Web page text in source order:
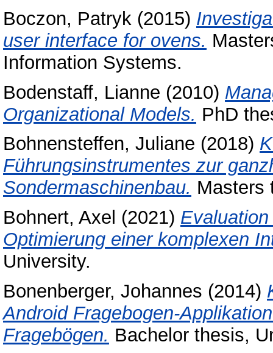
Boczon, Patryk (2015)
user interface for ovens.
Information Systems.
Bodenstaff, Lianne (2010)
Organizational Models. PhD
Bohnensteffen, Juliane (2018)
Führungsinstrumentes zur
Sondermaschinenbau. Masters
Bohnert, Axel (2021)
Optimierung einer komplexen
University.
Bonenberger, Johannes (2014)
Android Fragebogen-
Fragebögen. Bachelor thesis,